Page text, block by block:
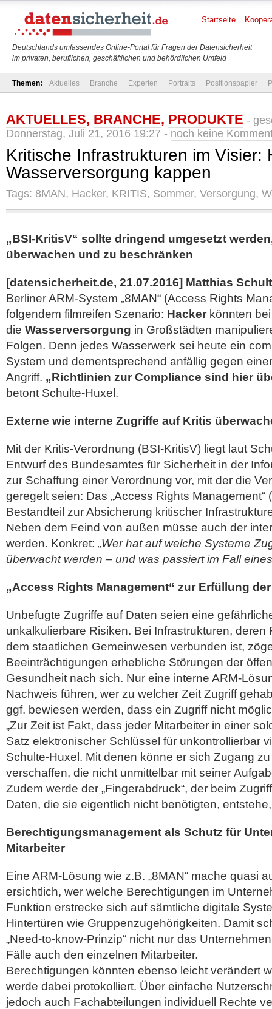
Deutschlands umfassendes Online-Portal für Fragen der Datensicherheit
im privaten, beruflichen, geschäftlichen und behördlichen Umfeld
Startseite
Themen: Aktuelles Branche Experten Portraits Positionspapier
AKTUELLES, BRANCHE, PRODUKTE -
Donnerstag, Juli 21, 2016 19:27 - noch keine
Kritische Infrastrukturen im Visier:
Wasserversorgung kappen
Tags: 8MAN, Hacker, KRITIS, Sommer, Versorgung,
„BSI-KritisV“ sollte dringend umgesetzt
überwachen und zu beschränken
[datensicherheit.de, 21.07.2016] Matthias
Berliner ARM-System „8MAN“ (Access Rights
folgendem filmreifen Szenario: Hacker könnten
die Wasserversorgung in Großstädten
Folgen. Denn jedes Wasserwerk sei heute ein
System und dementsprechend anfällig gegen
Angriff. „Richtlinien zur Compliance sind hier
betont Schulte-Huxel.
Externe wie interne Zugriffe auf Kritis
Mit der Kritis-Verordnung (BSI-KritisV) liegt laut
Entwurf des Bundesamtes für Sicherheit in der
zur Schaffung einer Verordnung vor, mit der die
geregelt seien: Das „Access Rights Management“
Bestandteil zur Absicherung kritischer
Neben dem Feind von außen müsse auch der
werden. Konkret: „Wer hat auf welche Systeme
überwacht werden – und was passiert im Fall
„Access Rights Management“ zur Erfüllung
Unbefugte Zugriffe auf Daten seien eine
unkalkulierbare Risiken. Bei Infrastrukturen, deren
dem staatlichen Gemeinwesen verbunden ist,
Beeinträchtigungen erhebliche Störungen der
Gesundheit nach sich. Nur eine interne ARM-
Nachweis führen, wer zu welcher Zeit Zugriff
ggf. bewiesen werden, dass ein Zugriff nicht
„Zur Zeit ist Fakt, dass jeder Mitarbeiter in einer
Satz elektronischer Schlüssel für unkontrollierbar
Schulte-Huxel. Mit denen könne er sich Zugang
verschaffen, die nicht unmittelbar mit seiner
Zudem werde der „Fingerabdruck“, der beim
Daten, die sie eigentlich nicht benötigten,
Berechtigungsmanagement als Schutz für
Mitarbeiter
Eine ARM-Lösung wie z.B. „8MAN“ mache quasi
ersichtlich, wer welche Berechtigungen im
Funktion erstrecke sich auf sämtliche digitale
Hintertüren wie Gruppenzugehörigkeiten. Damit
„Need-to-know-Prinzip“ nicht nur das
Fälle auch den einzelnen Mitarbeiter.
Berechtigungen könnten ebenso leicht verändert
werde dabei protokolliert. Über einfache
jedoch auch Fachabteilungen individuell Rechte